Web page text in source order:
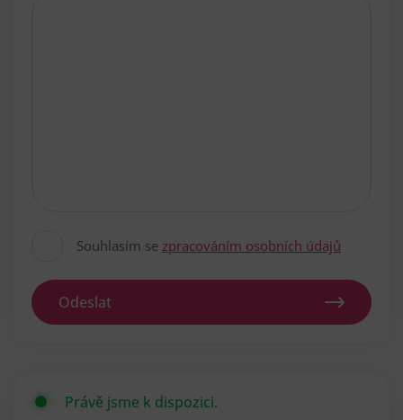
Souhlasím se zpracováním osobních údajů
Odeslat
Právě jsme k dispozici.